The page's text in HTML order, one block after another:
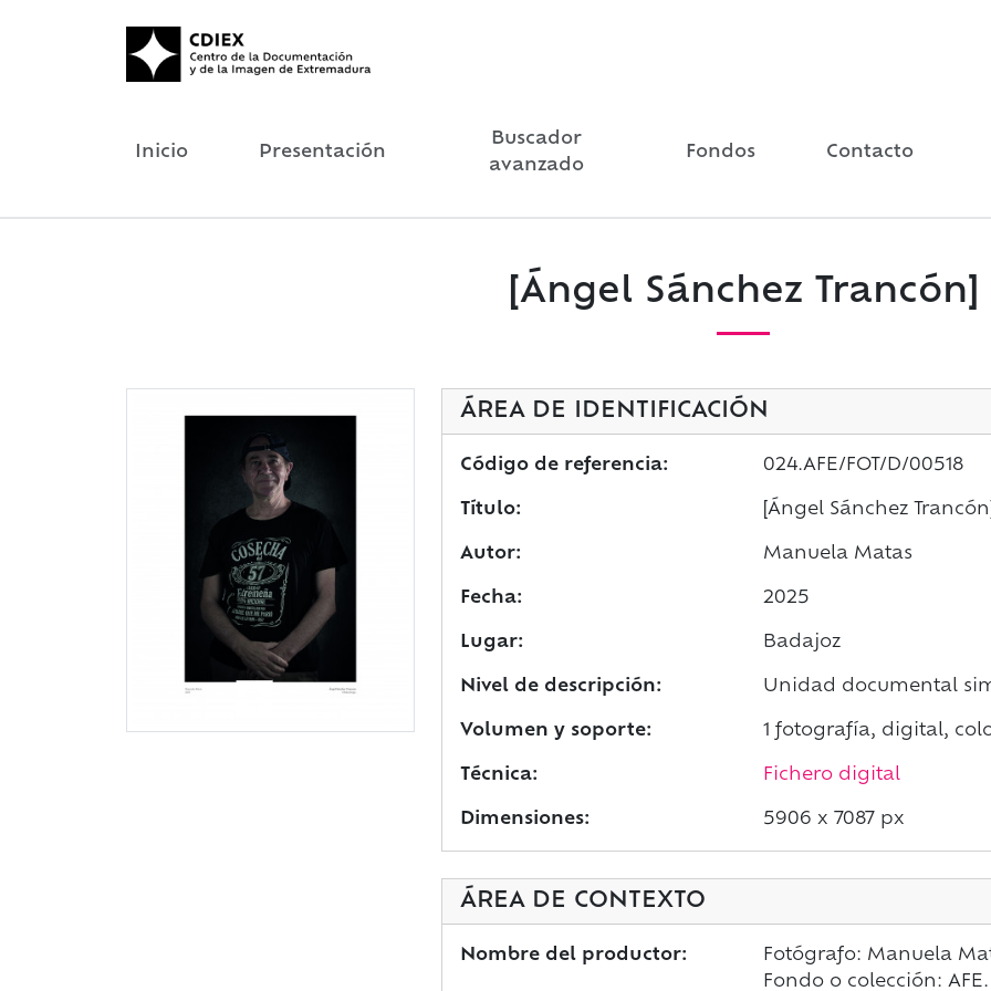
Inicio Presentación
Buscador
avanzado
Fondos Contacto
[Ángel Sánchez Trancón]
ÁREA DE IDENTIFICACIÓN
Código de referencia: 024.AFE/FOT/D/00518
Título: [Ángel Sánchez Trancón]
Autor: Manuela Matas
Fecha: 2025
Lugar: Badajoz
Nivel de descripción: Unidad documental
Volumen y soporte: 1 fotografía, digital,
Técnica: Fichero digital
Dimensiones: 5906 x 7087 px
ÁREA DE CONTEXTO
Nombre del productor:
Fotógrafo: Manuela
Fondo o colección: AFE.